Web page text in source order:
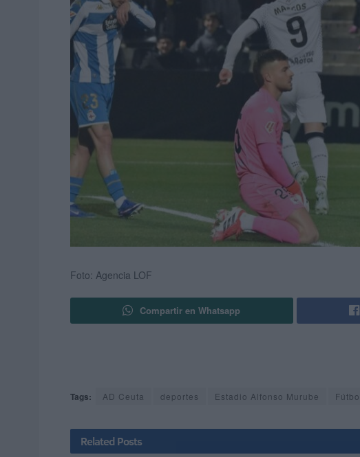
Foto: Agencia LOF
Compartir en Whatsapp
Tags: AD Ceuta deportes Estadio Alfonso Murube
Related Posts